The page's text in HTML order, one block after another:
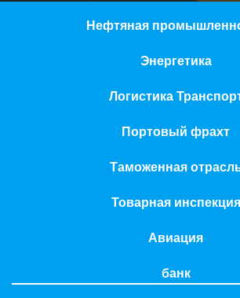
Нефтяная
Энергетика
Логистика
Портовый фрахт
Таможенная
Товарная инспекция
Авиация
банк